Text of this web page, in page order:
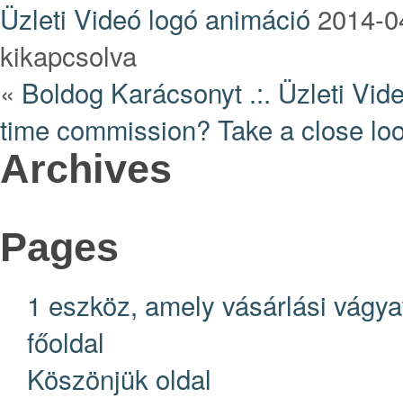
Üzleti Videó logó animáció 2014-
kikapcsolva
« Boldog Karácsonyt .:. Üzleti
time commission? Take a close
Archives
Pages
1 eszköz, amely vásárlási
főoldal
Köszönjük oldal